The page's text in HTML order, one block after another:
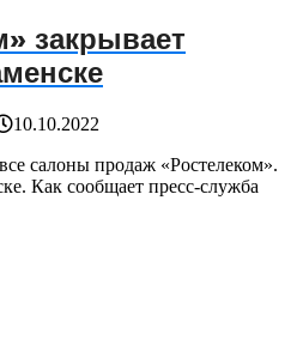
закрывает
10.10.2022
салоны продаж «Ростелеком».
Как сообщает пресс-служба